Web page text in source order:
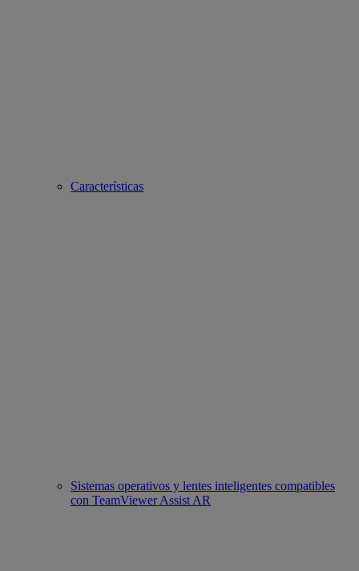
Características
Sistemas operativos y lentes inteligentes compatibles
con TeamViewer Assist AR